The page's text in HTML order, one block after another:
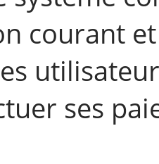
courant
ses